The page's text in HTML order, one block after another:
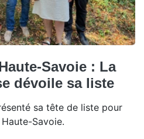
Savoie : La
dévoile sa liste
sa tête de liste pour
Savoie.